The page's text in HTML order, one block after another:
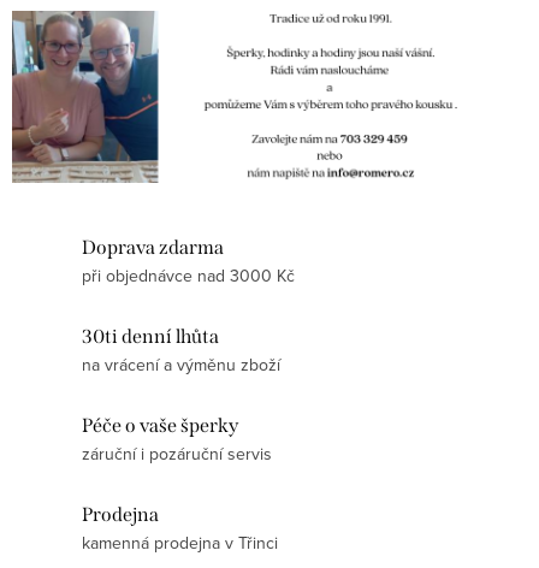
Doprava zdarma
při objednávce nad 3000 Kč
30ti denní lhůta
na vrácení a výměnu zboží
Péče o vaše šperky
záruční i pozáruční servis
Prodejna
kamenná prodejna v Třinci